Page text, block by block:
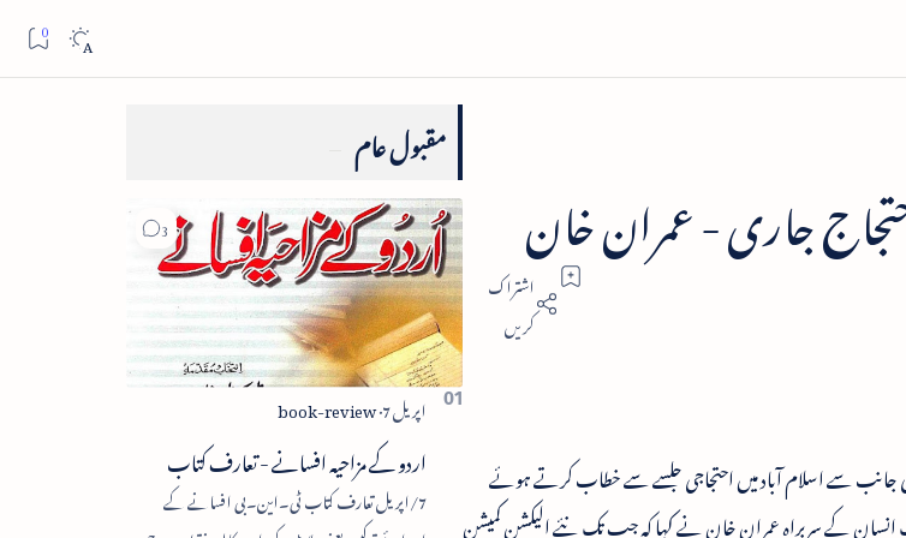
جاری - عمران خان
سے اسلام آباد میں احتجاجی جلسے سے خطاب کرتے ہوئے
انسان کے سربراہ عمران خان نے کہا کہ جب تک نئے الیکشن کمیشن
مقبول عام
اردو کے مزاحیہ افسانے - تعارف کتاب
7/اپریل تعارف کتاب ٹی۔این۔بی افسانے کے